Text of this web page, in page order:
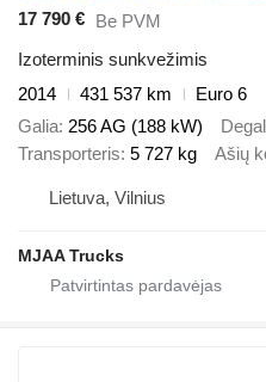
17 790 € Be PVM
Izoterminis sunkvežimis
2014
431 537 km
Euro 6
Galia 256 AG (188 kW)
Transporteris 5 727 kg Ašių
Lietuva, Vilnius
MJAA Trucks